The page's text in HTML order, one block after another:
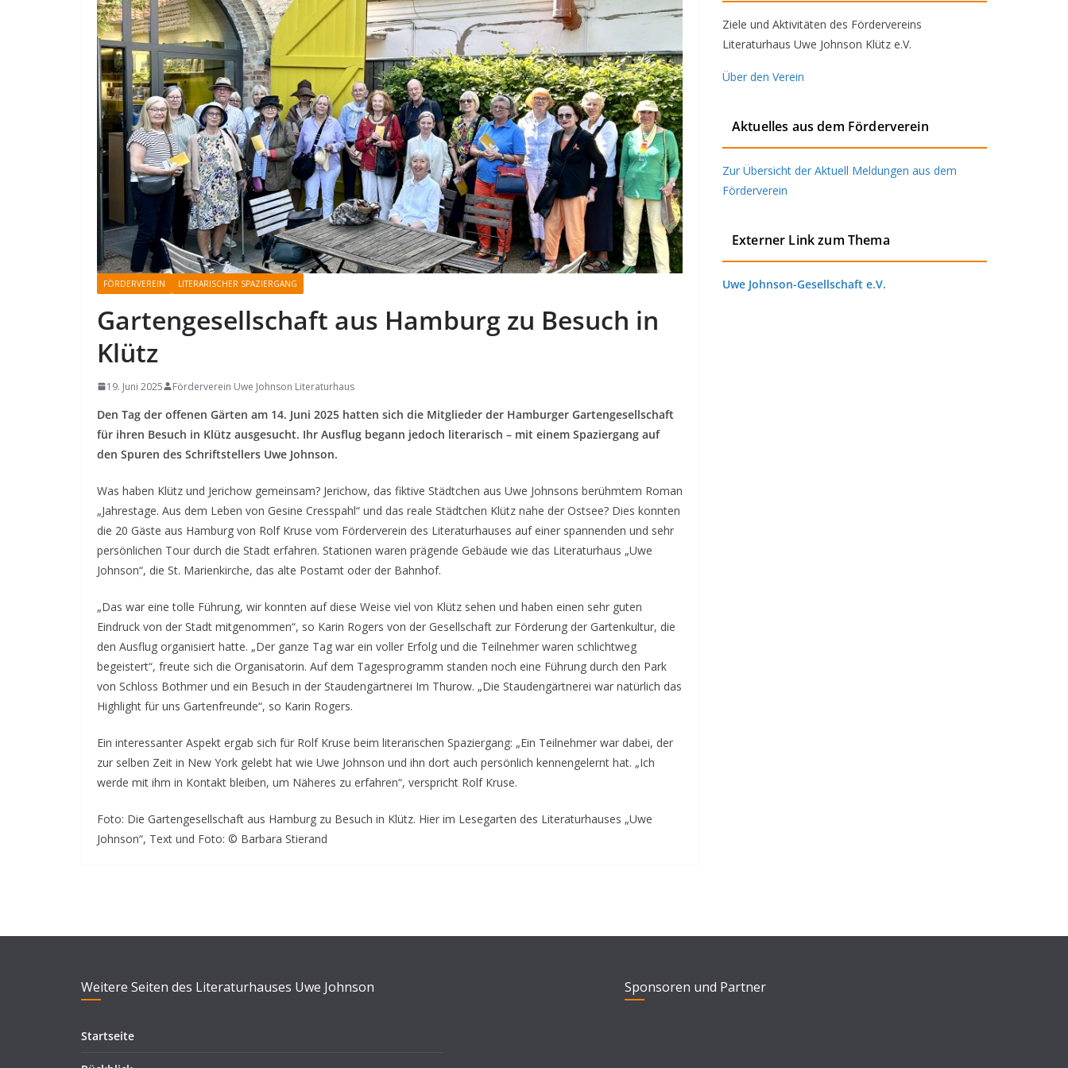
FÖRDERVEREIN LITERARISCHER SPAZIERGANG
Gartengesellschaft aus Hamburg zu Besuch in
Klütz
19. Juni 2025 Förderverein Uwe Johnson Literaturhaus
Den Tag der offenen Gärten am 14. Juni 2025 hatten sich die Mitglieder der Hamburger Gartengesellschaft
für ihren Besuch in Klütz ausgesucht. Ihr Ausflug begann jedoch literarisch – mit einem Spaziergang auf
den Spuren des Schriftstellers Uwe Johnson.
Was haben Klütz und Jerichow gemeinsam? Jerichow, das fiktive Städtchen aus Uwe Johnsons berühmtem Roman
„Jahrestage. Aus dem Leben von Gesine Cresspahl“ und das reale Städtchen Klütz nahe der Ostsee? Dies konnten
die 20 Gäste aus Hamburg von Rolf Kruse vom Förderverein des Literaturhauses auf einer spannenden und sehr
persönlichen Tour durch die Stadt erfahren. Stationen waren prägende Gebäude wie das Literaturhaus „Uwe
Johnson“, die St. Marienkirche, das alte Postamt oder der Bahnhof.
„Das war eine tolle Führung, wir konnten auf diese Weise viel von Klütz sehen und haben einen sehr guten
Eindruck von der Stadt mitgenommen“, so Karin Rogers von der Gesellschaft zur Förderung der Gartenkultur, die
den Ausflug organisiert hatte. „Der ganze Tag war ein voller Erfolg und die Teilnehmer waren schlichtweg
begeistert“, freute sich die Organisatorin. Auf dem Tagesprogramm standen noch eine Führung durch den Park
von Schloss Bothmer und ein Besuch in der Staudengärtnerei Im Thurow. „Die Staudengärtnerei war natürlich das
Highlight für uns Gartenfreunde“, so Karin Rogers.
Ein interessanter Aspekt ergab sich für Rolf Kruse beim literarischen Spaziergang: „Ein Teilnehmer war dabei, der
zur selben Zeit in New York gelebt hat wie Uwe Johnson und ihn dort auch persönlich kennengelernt hat. „Ich
werde mit ihm in Kontakt bleiben, um Näheres zu erfahren“, verspricht Rolf Kruse.
Foto: Die Gartengesellschaft aus Hamburg zu Besuch in Klütz. Hier im Lesegarten des Literaturhauses „Uwe
Johnson“, Text und Foto: © Barbara Stierand
Ziele und Aktivitäten des Fördervereins
Literaturhaus Uwe Johnson Klütz e.V.
Über den Verein
Aktuelles aus dem Förderverein
Zur Übersicht der Aktuell Meldungen aus dem
Förderverein
Externer Link zum Thema
Uwe Johnson-Gesellschaft e.V.
Weitere Seiten des Literaturhauses Uwe Johnson
Startseite
Sponsoren und Partner